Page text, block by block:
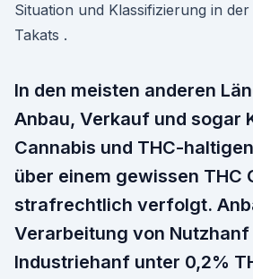
Situation und Klassifizierung in
Takats .
In den meisten anderen
Anbau, Verkauf und sogar
Cannabis und THC-
über einem gewissen THC
strafrechtlich verfolgt.
Verarbeitung von
Industriehanf unter 0,2%